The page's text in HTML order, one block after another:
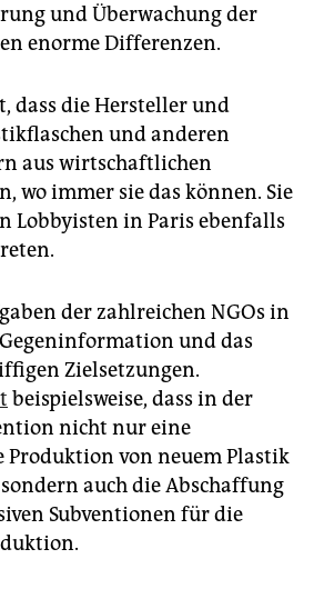
und Überwachung der
enorme Differenzen.
dass die Hersteller und
und anderen
aus wirtschaftlichen
wo immer sie das können. Sie
Lobbyisten in Paris ebenfalls
der zahlreichen NGOs in
und das
Zielsetzungen.
beispielsweise, dass in der
nicht nur eine
Produktion von neuem Plastik
auch die Abschaffung
Subventionen für die